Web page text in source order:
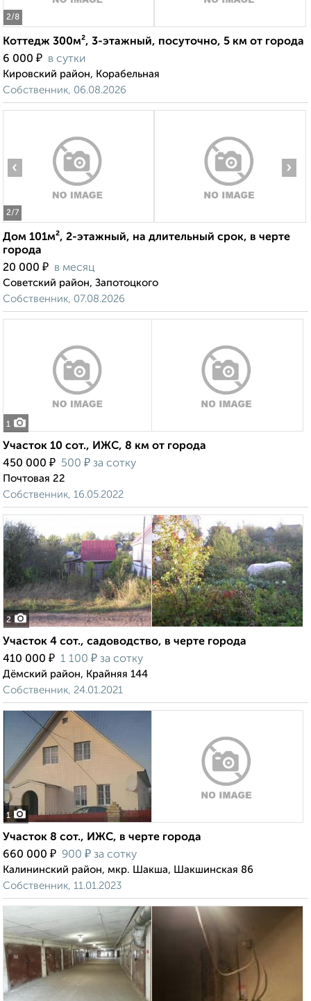
2/8
Коттедж 300м², 3-этажный, посуточно, 5 км от города
6 000 ₽ в сутки
Кировский район, Корабельная
Собственник, 06.08.2026
2/7
‹ ›
Дом 101м², 2-этажный, на длительный срок, в черте
города
20 000 ₽ в месяц
Советский район, Запотоцкого
Собственник, 07.08.2026
1
Участок 10 сот., ИЖС, 8 км от города
450 000 ₽ 500 ₽ за сотку
Почтовая 22
Собственник, 16.05.2022
2
Участок 4 сот., садоводство, в черте города
410 000 ₽ 1 100 ₽ за сотку
Дёмский район, Крайняя 144
Собственник, 24.01.2021
1
Участок 8 сот., ИЖС, в черте города
660 000 ₽ 900 ₽ за сотку
Калининский район, мкр. Шакша, Шакшинская 86
Собственник, 11.01.2023